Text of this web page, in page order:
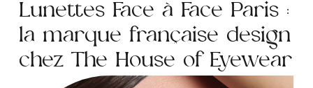
Lunettes Face à Face Paris :
la marque française design
chez The House of Eyewear